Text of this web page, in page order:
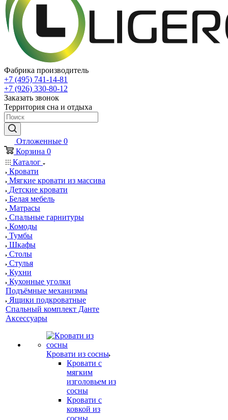
Фабрика производитель
+7 (495) 741-14-81
+7 (926) 330-80-12
Заказать звонок
Территория сна и отдыха
Отложенные 0
Корзина 0
Каталог
Кровати
Мягкие кровати из массива
Детские кровати
Белая мебель
Матрасы
Спальные гарнитуры
Комоды
Тумбы
Шкафы
Столы
Стулья
Кухни
Кухонные уголки
Подъёмные механизмы
Ящики подкроватные
Спальный комплект Данте
Аксессуары
Кровати из сосны
Кровати с
мягким
изголовьем из
сосны
Кровати с
ковкой из
сосны